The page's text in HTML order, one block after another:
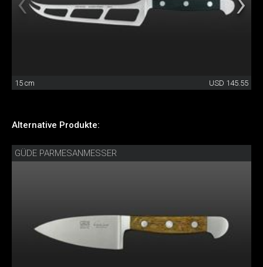
15 cm USD 145.55
Alternative Produkte:
GÜDE PARMESANMESSER